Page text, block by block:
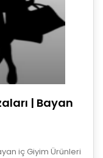
| Bayan
iç Giyim Ürünleri